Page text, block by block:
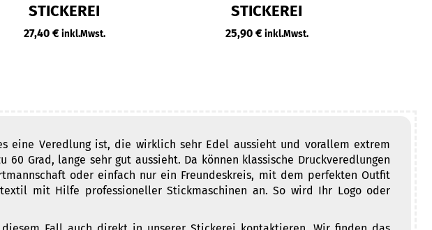
STICKEREI
27,40 € inkl.Mwst.
STICKEREI
25,90 € inkl.Mwst.
eine Veredlung ist, die wirklich sehr Edel aussieht und vorallem extrem
Grad, lange sehr gut aussieht. Da können klassische Druckveredlungen
oder einfach nur ein Freundeskreis, mit dem perfekten Outfit
mit Hilfe professioneller Stickmaschinen an. So wird Ihr Logo oder